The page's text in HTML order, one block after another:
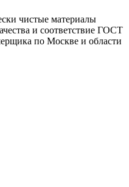
чистые материалы
и соответствие ГОСТ
по Москве и области